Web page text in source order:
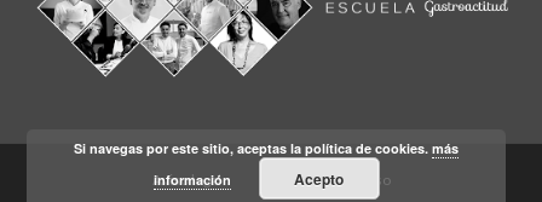
Aviso legal Condiciones de Uso
Si navegas por este sitio, aceptas la política de cookies.más
información
Acepto